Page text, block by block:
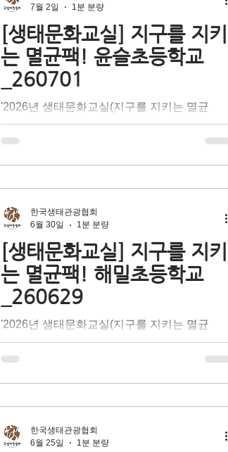
균팩의 특성을 이해하고, 재활용 과정과 자원순
환의 필요성에 대해 배우는 시간을 가졌습니다.
더 나아가 올바른 분리배출을 통해 무심코 버려
지던 자원 속 '숨겨진 가치'를 함께 발견했습니
다. 지구의 건강한 내일을 위해 일상 속 나의 실
천을 다짐한 <해밀초등학교> 학생들과 함께 책
임감 있는 멋진 지구 시민으로 성장하는 의미
있는 시간이었습니다.
[생태문화교실] 지구를 지키
는 멸균팩! 윤슬초등학교
_260701
'2026년 생태문화교실(지구를 지키는 멸균
팩!)'은 테트라팩 코리아의 사회공헌 활동으로
기후 위기 문제 대응 방법 중 '올바른 분리배
문 강사의 이론 설명과 즐거운 체험 활동을 통
해 종이팩 중에서도 고급 펄프로 만들어지는 멸
균팩의 특성을 이해하고, 재활용 과정과 자원순
환의 필요성에 대해 배우는 시간을 가졌습니다.
더 나아가 올바른 분리배출을 통해 무심코 버려
지던 자원 속 '숨겨진 가치'를 함께 발견했습니
다. 지구의 건강한 내일을 위해 일상 속 나의 실
천을 다짐한 <윤슬초등학교> 학생들과 함께 책
임감 있는 멋진 지구 시민으로 성장하는 의미
있는 시간이었습니다.
7월 2일
1분 분량
[생태문화교실] 지구를 지키
는 멸균팩! 해밀초등학교
_260629
'2026년 생태문화교실(지구를 지키는 멸균
팩!)'은 테트라팩 코리아의 사회공헌 활동으로
기후 위기 문제 대응 방법 중 '올바른 분리배
문 강사의 이론 설명과 즐거운 체험 활동을 통
해 종이팩 중에서도 고급 펄프로 만들어지는 멸
균팩의 특성을 이해하고, 재활용 과정과 자원순
한국생태관광협회
6월 30일
1분 분량
한국생태관광협회
6월 25일
1분 분량